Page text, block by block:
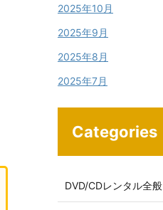
2025年10月
2025年9月
2025年8月
2025年7月
Categories
DVD/CDレンタル全般